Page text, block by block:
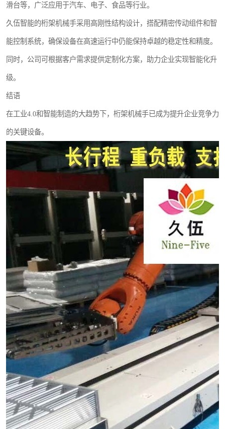
滑台等，广泛应用于汽车、电子、食品等行业。
久伍智能的桁架机械手采用高刚性结构设计，搭配精密传动组件和智
能控制系统，确保设备在高速运行中仍能保持卓越的稳定性和精度。
同时，公司可根据客户需求提供定制化方案，助力企业实现智能化升
级。
结语
在工业4.0和智能制造的大趋势下，桁架机械手已成为提升企业竞争力
的关键设备。